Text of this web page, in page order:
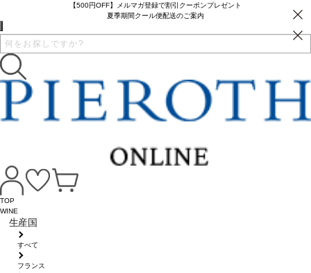
【500円OFF】メルマガ登録で割引クーポンプレゼント
夏季期間クール便配送のご案内
TOP
WINE
生産国
すべて
フランス